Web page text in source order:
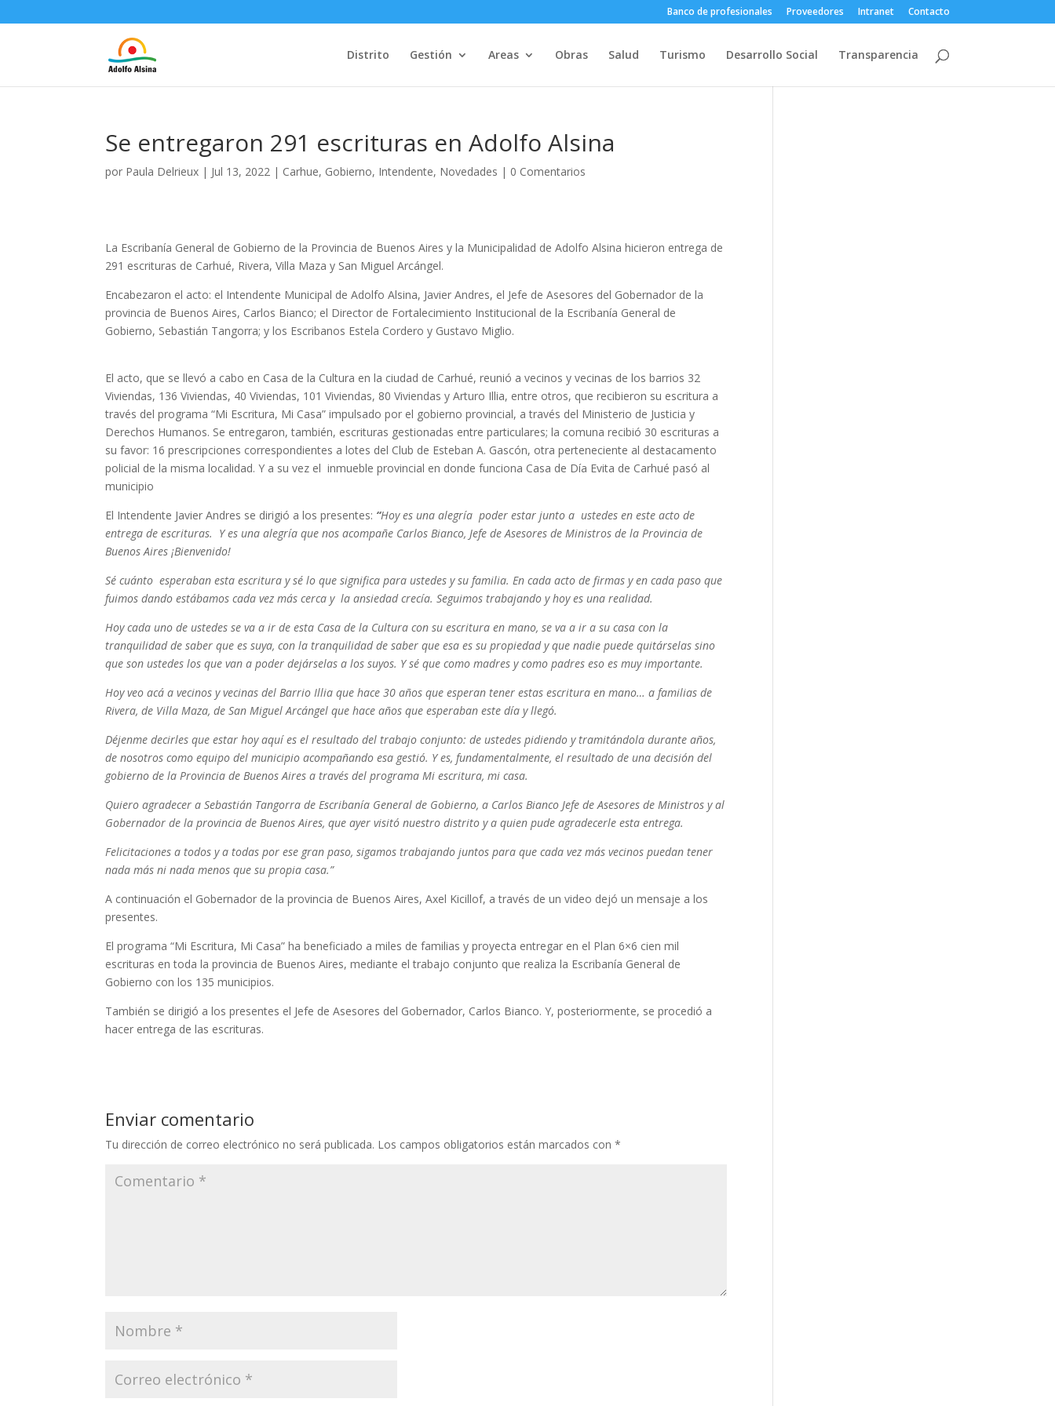
Banco de profesionales Proveedores Intranet Contacto
Distrito Gestión Areas Obras Salud Turismo Desarrollo Social Transparencia
Se entregaron 291 escrituras en Adolfo Alsina
por Paula Delrieux | Jul 13, 2022 | Carhue, Gobierno, Intendente, Novedades | 0 Comentarios
La Escribanía General de Gobierno de la Provincia de Buenos Aires y la Municipalidad de Adolfo Alsina hicieron entrega de
291 escrituras de Carhué, Rivera, Villa Maza y San Miguel Arcángel.
Encabezaron el acto: el Intendente Municipal de Adolfo Alsina, Javier Andres, el Jefe de Asesores del Gobernador de la
provincia de Buenos Aires, Carlos Bianco; el Director de Fortalecimiento Institucional de la Escribanía General de
Gobierno, Sebastián Tangorra; y los Escribanos Estela Cordero y Gustavo Miglio.
El acto, que se llevó a cabo en Casa de la Cultura en la ciudad de Carhué, reunió a vecinos y vecinas de los barrios 32
Viviendas, 136 Viviendas, 40 Viviendas, 101 Viviendas, 80 Viviendas y Arturo Illia, entre otros, que recibieron su escritura a
través del programa “Mi Escritura, Mi Casa” impulsado por el gobierno provincial, a través del Ministerio de Justicia y
Derechos Humanos. Se entregaron, también, escrituras gestionadas entre particulares; la comuna recibió 30 escrituras a
su favor: 16 prescripciones correspondientes a lotes del Club de Esteban A. Gascón, otra perteneciente al destacamento
policial de la misma localidad. Y a su vez el inmueble provincial en donde funciona Casa de Día Evita de Carhué pasó al
municipio
El Intendente Javier Andres se dirigió a los presentes: “Hoy es una alegría poder estar junto a ustedes en este acto de
entrega de escrituras. Y es una alegría que nos acompañe Carlos Bianco, Jefe de Asesores de Ministros de la Provincia de
Buenos Aires ¡Bienvenido!
Sé cuánto esperaban esta escritura y sé lo que significa para ustedes y su familia. En cada acto de firmas y en cada paso que
fuimos dando estábamos cada vez más cerca y la ansiedad crecía. Seguimos trabajando y hoy es una realidad.
Hoy cada uno de ustedes se va a ir de esta Casa de la Cultura con su escritura en mano, se va a ir a su casa con la
tranquilidad de saber que es suya, con la tranquilidad de saber que esa es su propiedad y que nadie puede quitárselas sino
que son ustedes los que van a poder dejárselas a los suyos. Y sé que como madres y como padres eso es muy importante.
Hoy veo acá a vecinos y vecinas del Barrio Illia que hace 30 años que esperan tener estas escritura en mano… a familias de
Rivera, de Villa Maza, de San Miguel Arcángel que hace años que esperaban este día y llegó.
Déjenme decirles que estar hoy aquí es el resultado del trabajo conjunto: de ustedes pidiendo y tramitándola durante años,
de nosotros como equipo del municipio acompañando esa gestió. Y es, fundamentalmente, el resultado de una decisión del
gobierno de la Provincia de Buenos Aires a través del programa Mi escritura, mi casa.
Quiero agradecer a Sebastián Tangorra de Escribanía General de Gobierno, a Carlos Bianco Jefe de Asesores de Ministros y al
Gobernador de la provincia de Buenos Aires, que ayer visitó nuestro distrito y a quien pude agradecerle esta entrega.
Felicitaciones a todos y a todas por ese gran paso, sigamos trabajando juntos para que cada vez más vecinos puedan tener
nada más ni nada menos que su propia casa.”
A continuación el Gobernador de la provincia de Buenos Aires, Axel Kicillof, a través de un video dejó un mensaje a los
presentes.
El programa “Mi Escritura, Mi Casa” ha beneficiado a miles de familias y proyecta entregar en el Plan 6×6 cien mil
escrituras en toda la provincia de Buenos Aires, mediante el trabajo conjunto que realiza la Escribanía General de
Gobierno con los 135 municipios.
También se dirigió a los presentes el Jefe de Asesores del Gobernador, Carlos Bianco. Y, posteriormente, se procedió a
hacer entrega de las escrituras.
Enviar comentario
Tu dirección de correo electrónico no será publicada. Los campos obligatorios están marcados con*